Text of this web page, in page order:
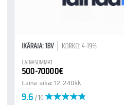
IKÄRAJA: 18V KORKO: 4-19%
LAINASUMMAT
500-70000€
Laina-aika: 12-240kk
9.6/ 10